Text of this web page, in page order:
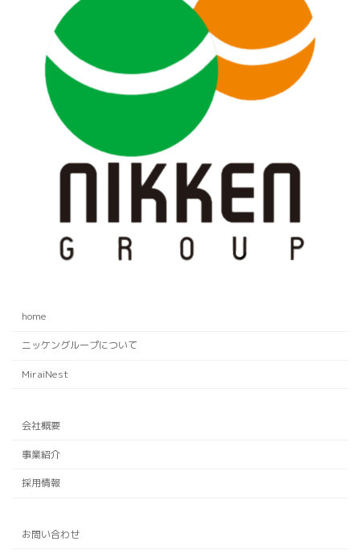
home
ニッケングループについて
MiraiNest
会社概要
事業紹介
採用情報
お問い合わせ